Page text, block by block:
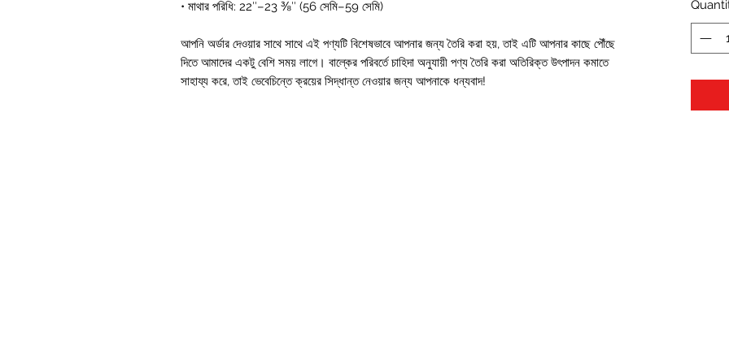
• মাথার পরিধি: 22″–23 ⅜″ (56 সেমি–59 সেমি)
আপনি অর্ডার দেওয়ার সাথে সাথে এই পণ্যটি বিশেষভাবে আপনার জন্য তৈরি করা হয়, তাই এটি আপনার কাছে পৌঁছে
দিতে আমাদের একটু বেশি সময় লাগে। বাল্কের পরিবর্তে চাহিদা অনুযায়ী পণ্য তৈরি করা অতিরিক্ত উৎপাদন কমাতে
সাহায্য করে, তাই ভেবেচিন্তে ক্রয়ের সিদ্ধান্ত নেওয়ার জন্য আপনাকে ধন্যবাদ!